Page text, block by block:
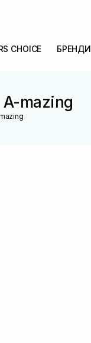
CHOICE БРЕНДИ
A-mazing